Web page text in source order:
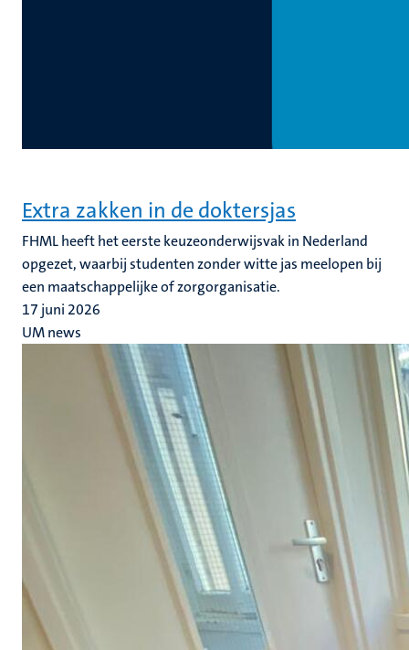
Extra zakken in de doktersjas
FHML heeft het eerste keuzeonderwijsvak in Nederland
opgezet, waarbij studenten zonder witte jas meelopen bij
een maatschappelijke of zorgorganisatie.
17 juni 2026
UM news